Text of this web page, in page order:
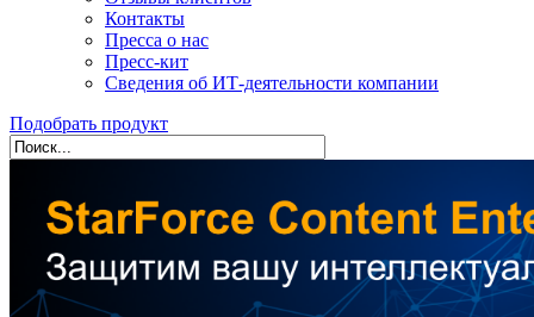
Контакты
Пресса о нас
Пресс-кит
Сведения об ИТ-деятельности компании
Подобрать продукт